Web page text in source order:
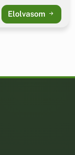
Elolvasom